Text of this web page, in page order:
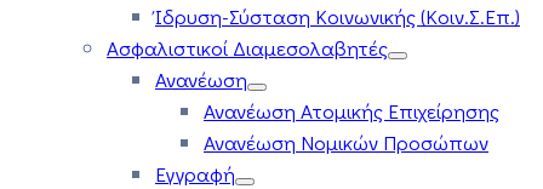
Ίδρυση-Σύσταση Κοινωνικής (Κοιν.Σ.Επ.)
Ασφαλιστικοί Διαμεσολαβητές
Ανανέωση
Ανανέωση Ατομικής Επιχείρησης
Ανανέωση Νομικών Προσώπων
Εγγραφή